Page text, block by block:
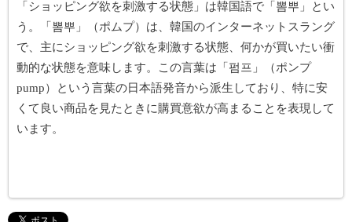
「ショッピング欲を刺激する状態」は韓国語で「뽐뿌」とい
う。「뽐뿌」（ポムプ）は、韓国のインターネットスラング
で、主にショッピング欲を刺激する状態、何かが買いたい衝
動的な状態を意味します。この言葉は「펌프」（ポンプ
pump）という言葉の日本語発音から派生しており、特に安
くて良い商品を見たときに購買意欲が高まることを表現して
います。